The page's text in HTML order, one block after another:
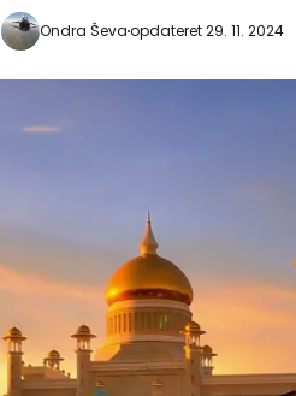
Ondra Ševaopdateret 29. 11. 2024